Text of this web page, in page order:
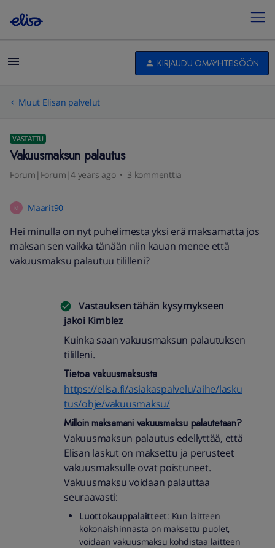
KIRJAUDU OMAYHTEISÖÖN
Muut Elisan palvelut
VASTATTU
Vakuusmaksun palautus
Forum|Forum|4 years ago 3 kommenttia
M Maarit90
Hei minulla on nyt puhelimesta yksi erä maksamatta jos
maksan sen vaikka tänään niin kauan menee että
vakuusmaksu palautuu tililleni?
Vastauksen tähän kysymykseen
jakoi Kimblez
Kuinka saan vakuusmaksun palautuksen
tililleni.
Tietoa vakuusmaksusta
https://elisa.fi/asiakaspalvelu/aihe/lasku
tus/ohje/vakuusmaksu/
Milloin maksamani vakuusmaksu palautetaan?
Vakuusmaksun palautus edellyttää, että
Elisan laskut on maksettu ja perusteet
vakuusmaksulle ovat poistuneet.
Vakuusmaksu voidaan palauttaa
seuraavasti:
Luottokauppalaitteet: Kun laitteen
kokonaishinnasta on maksettu puolet,
voidaan vakuusmaksu kohdistaa laitteen